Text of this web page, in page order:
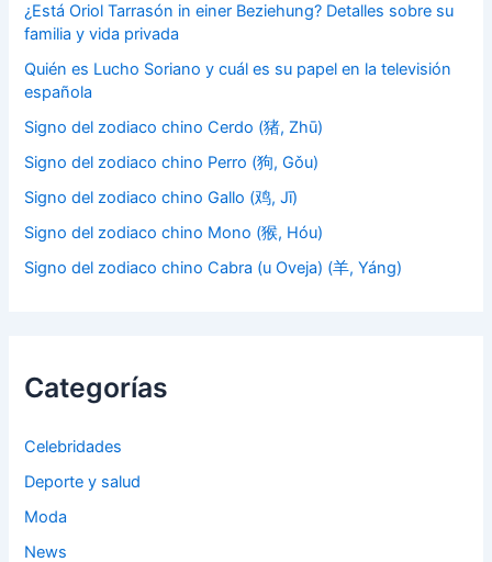
¿Está Oriol Tarrasón in einer Beziehung? Detalles sobre su
familia y vida privada
Quién es Lucho Soriano y cuál es su papel en la televisión
española
Signo del zodiaco chino Cerdo (猪, Zhū)
Signo del zodiaco chino Perro (狗, Gǒu)
Signo del zodiaco chino Gallo (鸡, Jī)
Signo del zodiaco chino Mono (猴, Hóu)
Signo del zodiaco chino Cabra (u Oveja) (羊, Yáng)
Categorías
Celebridades
Deporte y salud
Moda
News